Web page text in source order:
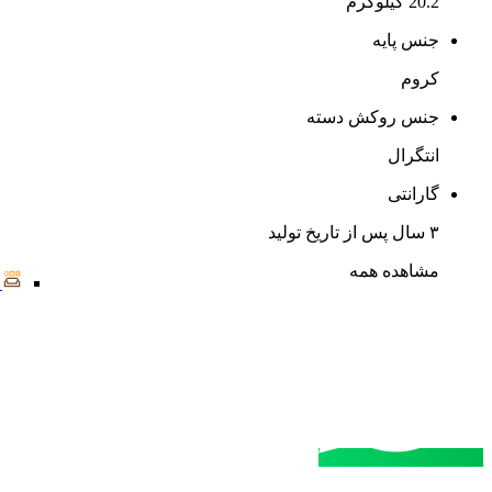
جنس پایه
کروم
جنس روکش دسته
انتگرال
گارانتی
۳ سال پس از تاریخ تولید
مشاهده همه